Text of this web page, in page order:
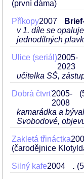
(první dáma)
Příkopy2007
v 1. díle se
jednodílných
Ulice (seriál)2005-
2023
učitelka SŠ,
Dobrá čtvrť2005-
2008
kamarádka a
Svobodové,
Zakletá třináctka
(čarodějnice
Silný kafe2004 .